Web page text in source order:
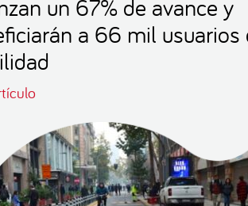
un 67% de avance y
a 66 mil usuarios